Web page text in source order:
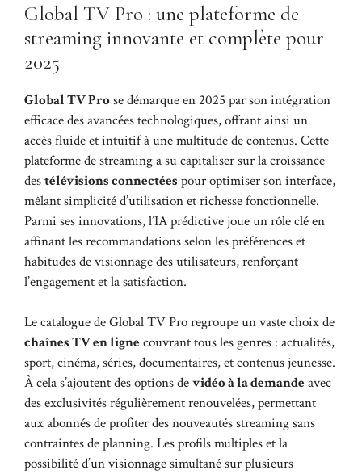
Global TV Pro : une plateforme de
streaming innovante et complète pour
2025
Global TV Prose démarque en 2025 par son intégration
efficace des avancées technologiques, offrant ainsi un
accès fluide et intuitif à une multitude de contenus. Cette
plateforme de streaming a su capitaliser sur la croissance
destélévisions connectées pour optimiser son interface,
mêlant simplicité d’utilisation et richesse fonctionnelle.
Parmi ses innovations, l’IA prédictive joue un rôle clé en
affinant les recommandations selon les préférences et
habitudes de visionnage des utilisateurs, renforçant
l’engagement et la satisfaction.
Le catalogue de Global TV Pro regroupe un vaste choix de
chaînes TV en lignecouvrant tous les genres : actualités,
sport, cinéma, séries, documentaires, et contenus jeunesse.
À cela s’ajoutent des options devidéo à la demandeavec
des exclusivités régulièrement renouvelées, permettant
aux abonnés de profiter des nouveautés streaming sans
contraintes de planning. Les profils multiples et la
possibilité d’un visionnage simultané sur plusieurs